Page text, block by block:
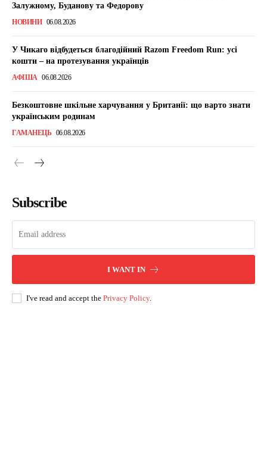
Залужному, Буданову та Федорову
НОВИНИ 06.08.2026
У Чикаго відбудеться благодійний Razom Freedom Run: усі
кошти – на протезування українців
АФІША 06.08.2026
Безкоштовне шкільне харчування у Британії: що варто знати
українським родинам
ГАМАНЕЦЬ 06.08.2026
Subscribe
I WANT IN
I've read and accept the Privacy Policy.